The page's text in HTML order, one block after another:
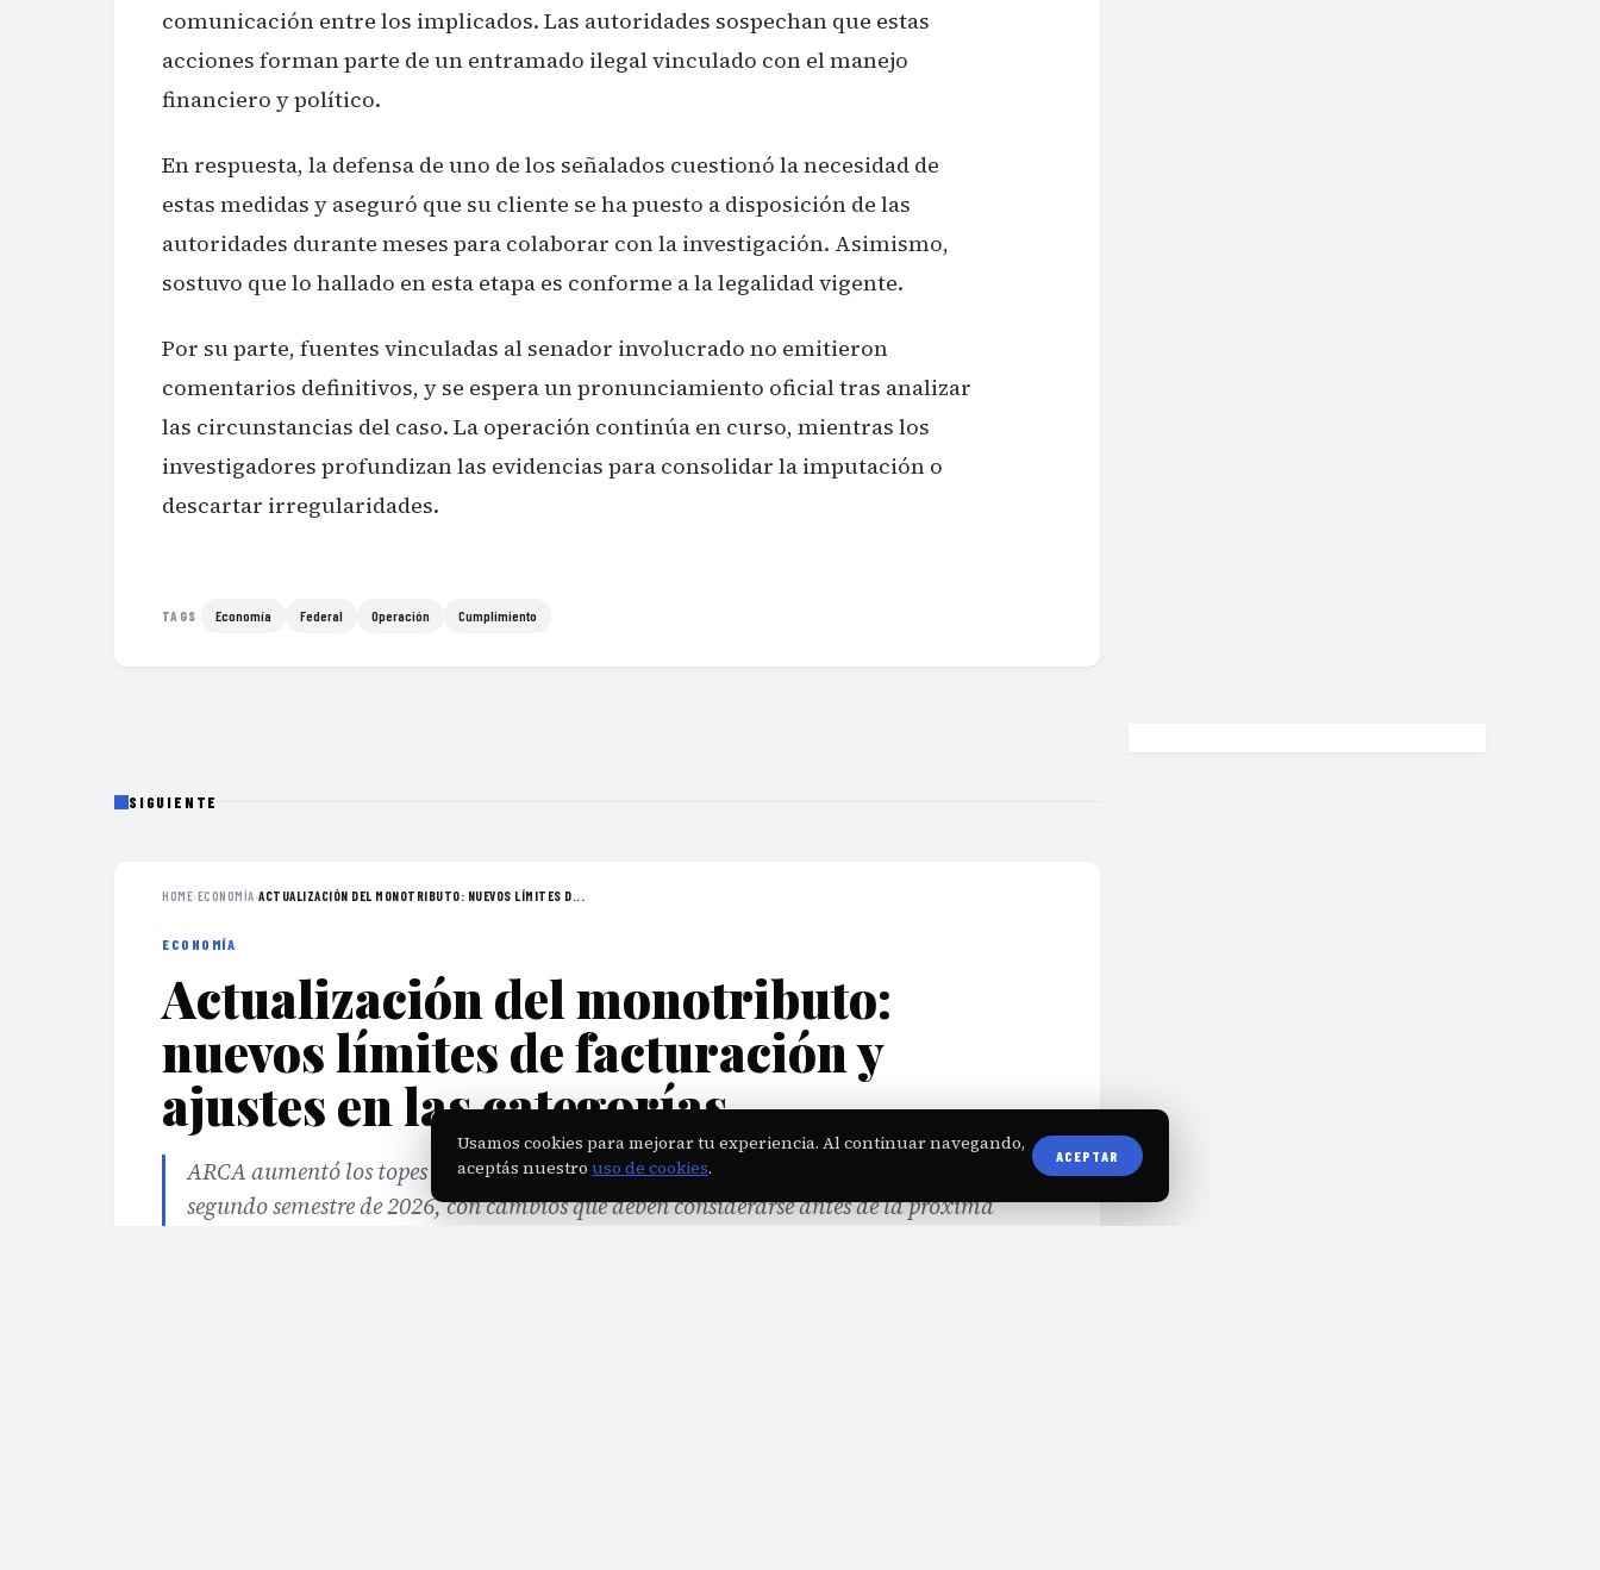
comunicación entre los implicados. Las autoridades sospechan que estas
acciones forman parte de un entramado ilegal vinculado con el manejo
financiero y político.
En respuesta, la defensa de uno de los señalados cuestionó la necesidad de
estas medidas y aseguró que su cliente se ha puesto a disposición de las
autoridades durante meses para colaborar con la investigación. Asimismo,
sostuvo que lo hallado en esta etapa es conforme a la legalidad vigente.
Por su parte, fuentes vinculadas al senador involucrado no emitieron
comentarios definitivos, y se espera un pronunciamiento oficial tras analizar
las circunstancias del caso. La operación continúa en curso, mientras los
investigadores profundizan las evidencias para consolidar la imputación o
descartar irregularidades.
TAGS Economía Federal Operación Cumplimiento
SIGUIENTE
HOME›ECONOMÍA›ACTUALIZACIÓN DEL MONOTRIBUTO: NUEVOS LÍMITES D...
ECONOMÍA
Actualización del monotributo:
nuevos límites de facturación y
ajustes en las categorías
ARCA aumentó los topes de facturación y las cuotas mensuales del monotributo para el
segundo semestre de 2026, con cambios que deben considerarse antes de la próxima
Usamos cookies para mejorar tu experiencia. Al continuar navegando,
aceptás nuestro uso de cookies. ACEPTAR